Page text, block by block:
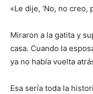
«Le dije, ‘No, no
Miraron a la gatita y
casa. Cuando la
ya no había vuelta
Esa sería toda la